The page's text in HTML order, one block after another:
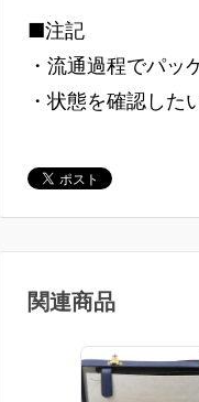
■注記
・流通過程でパッ
・状態を確認した
関連商品